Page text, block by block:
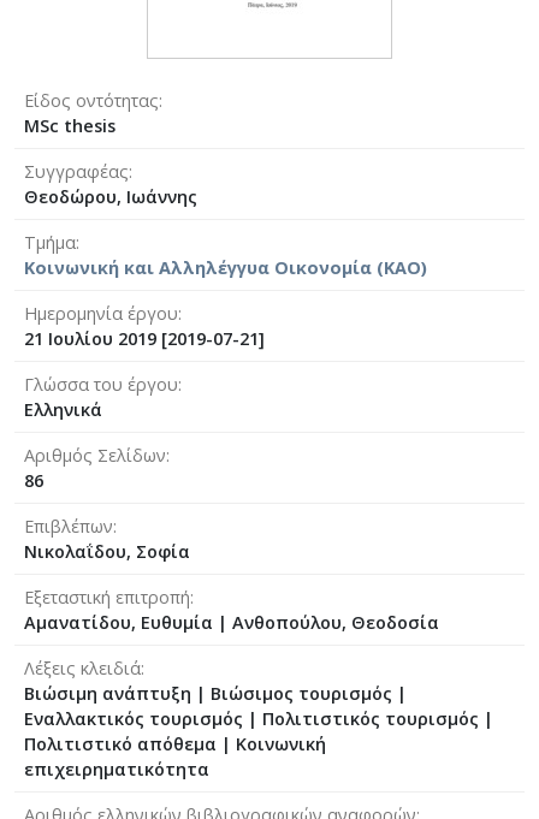
Είδος οντότητας
MSc thesis
Συγγραφέας
Θεοδώρου, Ιωάννης
Τμήμα
Κοινωνική και Αλληλέγγυα Οικονομία (ΚΑΟ)
Ημερομηνία έργου
21 Ιουλίου 2019 [2019-07-21]
Γλώσσα του έργου
Ελληνικά
Αριθμός Σελίδων
86
Επιβλέπων
Νικολαΐδου, Σοφία
Εξεταστική επιτροπή
Αμανατίδου, Ευθυμία | Ανθοπούλου, Θεοδοσία
Λέξεις κλειδιά
Βιώσιμη ανάπτυξη | Βιώσιμος τουρισμός |
Εναλλακτικός τουρισμός | Πολιτιστικός τουρισμός |
Πολιτιστικό απόθεμα | Κοινωνική
επιχειρηματικότητα
Αριθμός ελληνικών βιβλιογραφικών αναφορών